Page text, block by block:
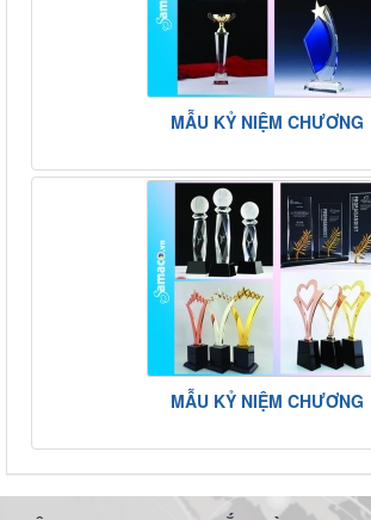
MẪU KỶ NIỆM CHƯƠNG
MẪU KỶ NIỆM CHƯƠNG